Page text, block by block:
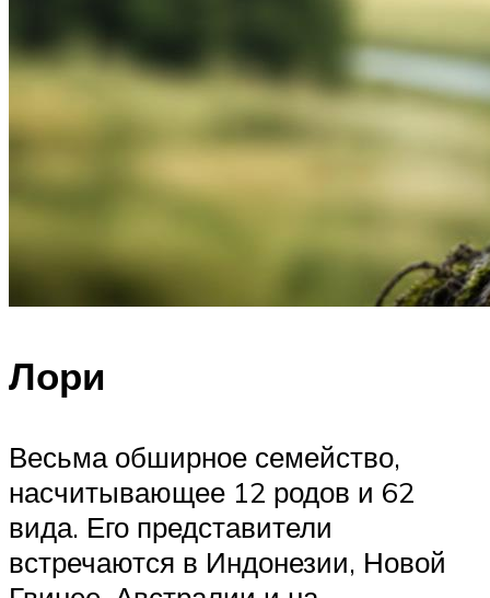
Лори
Весьма обширное семейство,
насчитывающее 12 родов и 62
вида. Его представители
встречаются в Индонезии, Новой